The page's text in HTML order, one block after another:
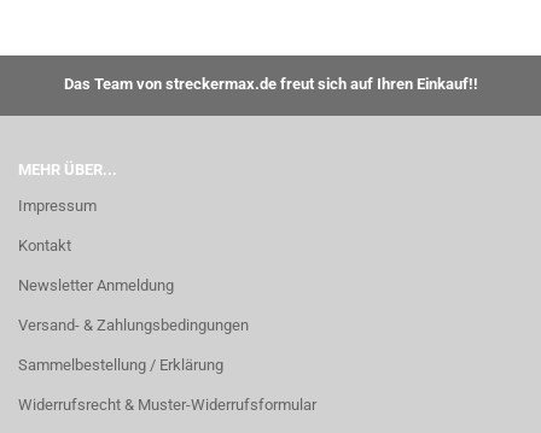
Das Team von streckermax.de freut sich auf Ihren Einkauf!!
MEHR ÜBER...
Impressum
Kontakt
Newsletter Anmeldung
Versand- & Zahlungsbedingungen
Sammelbestellung / Erklärung
Widerrufsrecht & Muster-Widerrufsformular